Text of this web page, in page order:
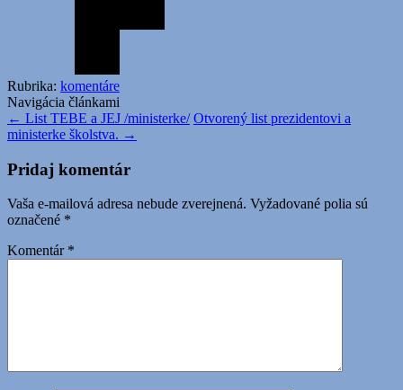
Rubrika: komentáre
Navigácia článkami
← List TEBE a JEJ /ministerke/ Otvorený list prezidentovi a
ministerke školstva. →
Pridaj komentár
Vaša e-mailová adresa nebude zverejnená. Vyžadované polia sú
označené *
Komentár *